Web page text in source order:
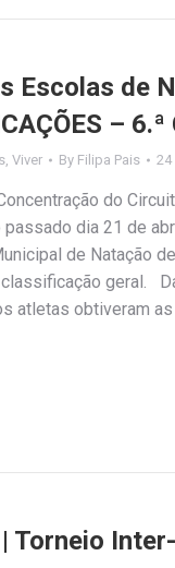
Escolas de
–
Viver By Filipa Pais 24
do
dia 21 de
de Natação
geral.
atletas obtiveram
Torneio